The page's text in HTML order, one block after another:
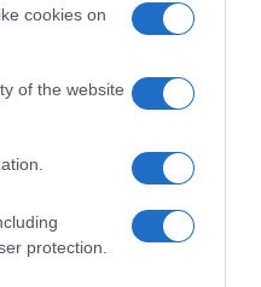
cookies on
of the website
protection.